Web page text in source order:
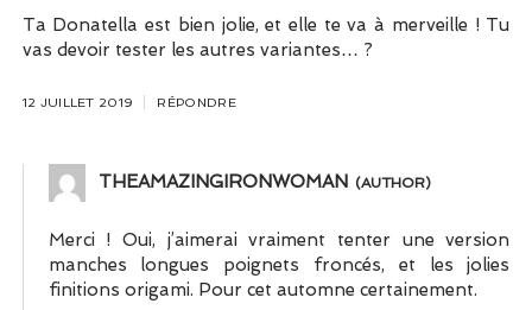
Ta Donatella est bien jolie, et elle te va à merveille ! Tu
vas devoir tester les autres variantes… ?
12 JUILLET 2019 RÉPONDRE
THEAMAZINGIRONWOMAN
Merci ! Oui, j’aimerai vraiment tenter une version
manches longues poignets froncés, et les jolies
finitions origami. Pour cet automne certainement.